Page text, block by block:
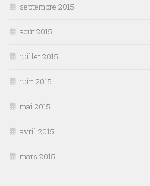
septembre 2015
août 2015
juillet 2015
juin 2015
mai 2015
avril 2015
mars 2015